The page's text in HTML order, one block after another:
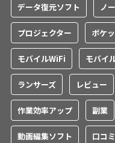
データ復元ソフト ノ
プロジェクター ポケ
モバイルWiFi モバイ
ランサーズ レビュー
作業効率アップ 副業
動画編集ソフト 口コミ